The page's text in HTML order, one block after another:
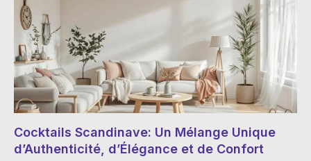
Cocktails Scandinave: Un Mélange Unique
d’Authenticité, d’Élégance et de Confort